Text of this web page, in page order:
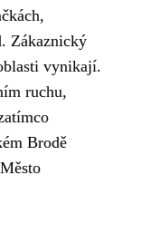
. Zákaznický
vynikají.
ruchu,
Brodě